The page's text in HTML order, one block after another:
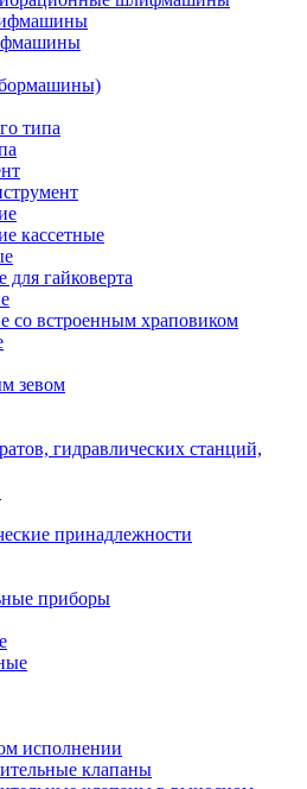
типа
кассетные
гайковерта
со встроенным храповиком
зевом
гидравлических станций,
принадлежности
приборы
исполнении
клапаны